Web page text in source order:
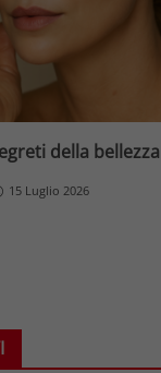
della
15 Luglio 2026